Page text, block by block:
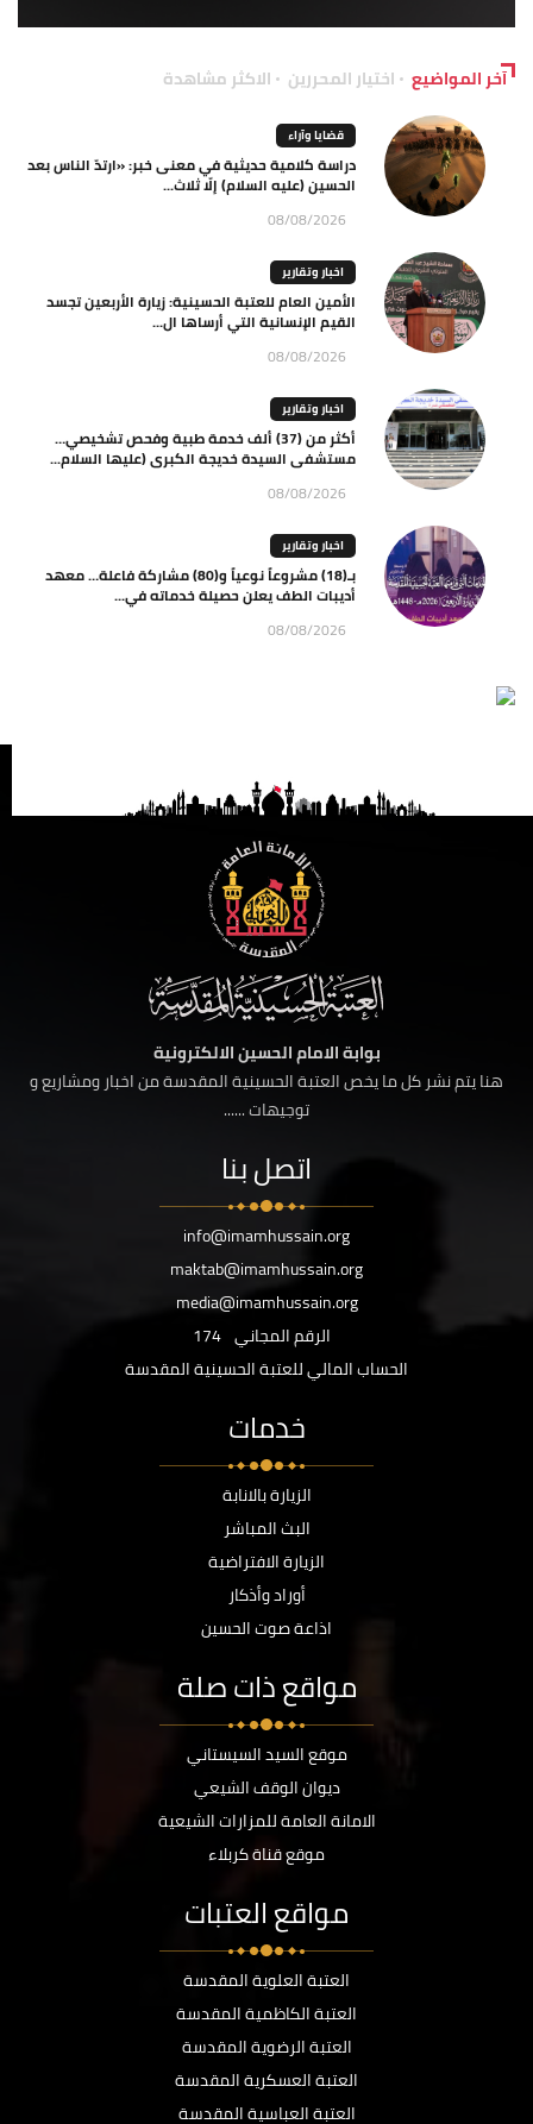
آخر المواضيع اختيار المحررين الاكثر مشاهدة
قضايا وآراء
دراسة كلامية حديثية في معنى خبر: «ارتدّ الناس بعد
الحسين (عليه السلام) إلّا ثلاث...
08/08/2026
اخبار وتقارير
الأمين العام للعتبة الحسينية: زيارة الأربعين تجسد
القيم الإنسانية التي أرساها ال...
08/08/2026
اخبار وتقارير
أكثر من (37) ألف خدمة طبية وفحص تشخيصي…
مستشفى السيدة خديجة الكبرى (عليها السلام...
08/08/2026
اخبار وتقارير
بـ(18) مشروعاً نوعياً و(80) مشاركة فاعلة… معهد
أديبات الطف يعلن حصيلة خدماته في...
08/08/2026
بوابة الامام الحسين الالكترونية
هنا يتم نشر كل ما يخص العتبة الحسينية المقدسة من اخبار ومشاريع و
توجيهات ......
اتصل بنا
info@imamhussain.org
maktab@imamhussain.org
media@imamhussain.org
الرقم المجاني 174
الحساب المالي للعتبة الحسينية المقدسة
خدمات
الزيارة بالانابة
البث المباشر
الزيارة الافتراضية
أوراد وأذكار
اذاعة صوت الحسين
مواقع ذات صلة
موقع السيد السيستاني
ديوان الوقف الشيعي
الامانة العامة للمزارات الشيعية
موقع قناة كربلاء
مواقع العتبات
العتبة العلوية المقدسة
العتبة الكاظمية المقدسة
العتبة الرضوية المقدسة
العتبة العسكرية المقدسة
العتبة العباسية المقدسة